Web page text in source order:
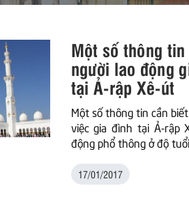
Một số thông
người lao động
tại Ả-rập Xê-út
Một số thông tin cần
việc gia đình tại Ả-rập
động phổ thông ở độ
17/01/2017